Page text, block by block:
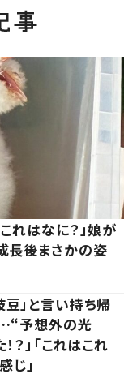
れはなに？」娘が
長後まさかの姿
」と言い持ち帰
…“予想外の光
？」「これはこれ
じ」